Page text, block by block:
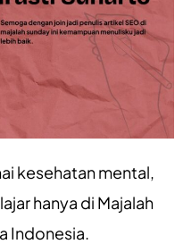
kesehatan mental,
hanya di Majalah
Indonesia.